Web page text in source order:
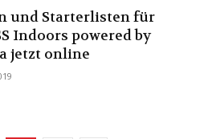
und Starterlisten für
Indoors powered by
jetzt online